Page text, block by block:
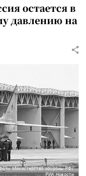
остается в
давлению на
Министерство обороны РФ/
РИА Новости